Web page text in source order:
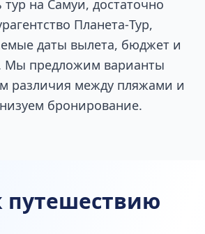
на Самуи, достаточно
Планета‑Тур,
даты вылета, бюджет и
Мы предложим варианты
различия между пляжами и
бронирование.
путешествию